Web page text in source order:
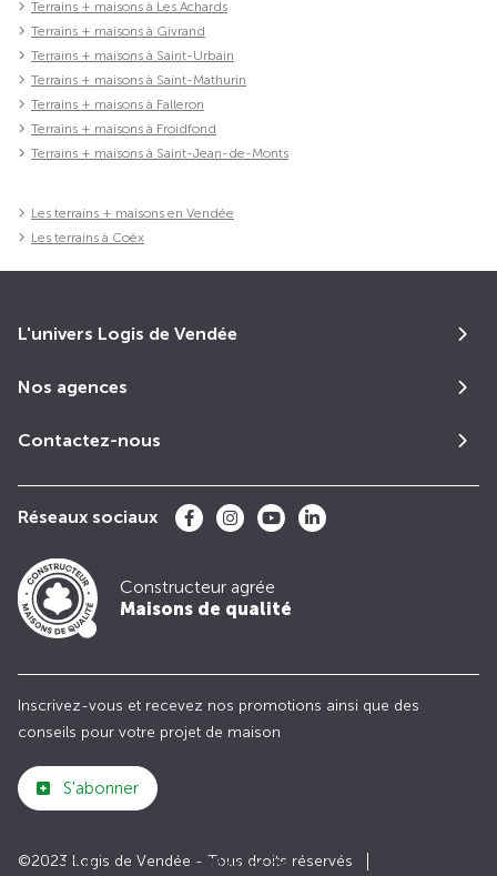
Club
Maisons de
Terrains + maisons à Les Achards
Terrains + maisons à Givrand
Terrains + maisons à Saint-Urbain
Terrains + maisons à Saint-Mathurin
Terrains + maisons à Falleron
Terrains + maisons à Froidfond
Terrains + maisons à Saint-Jean-de-Monts
Les terrains + maisons en Vendée
Les terrains à Coëx
L'univers Logis de Vendée
Nos agences
Contactez-nous
Réseaux sociaux
Constructeur agrée
Maisons de qualité
Inscrivez-vous et recevez nos promotions ainsi que des
conseils pour votre projet de maison
S'abonner
©2023 Logis de Vendée - Tous droits réservés